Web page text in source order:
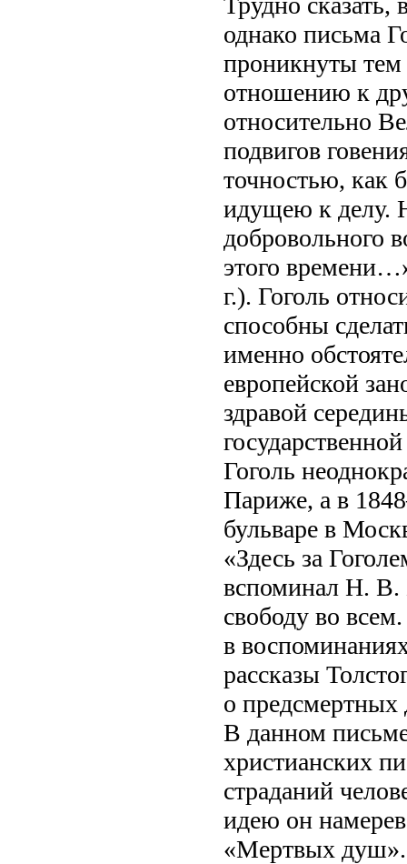
однако письма
проникнуты
отношению к
относительно
подвигов
точностью, как
идущею к делу.
добровольного
этого
г.). Гоголь
способны
именно
европейской
здравой
Гоголь
Париже, а в
бульваре в
«Здесь за
вспоминал Н. В.
свободу во
в
рассказы
о предсмертных
В данном
христианских
страданий
идею он
«Мертвых душ».